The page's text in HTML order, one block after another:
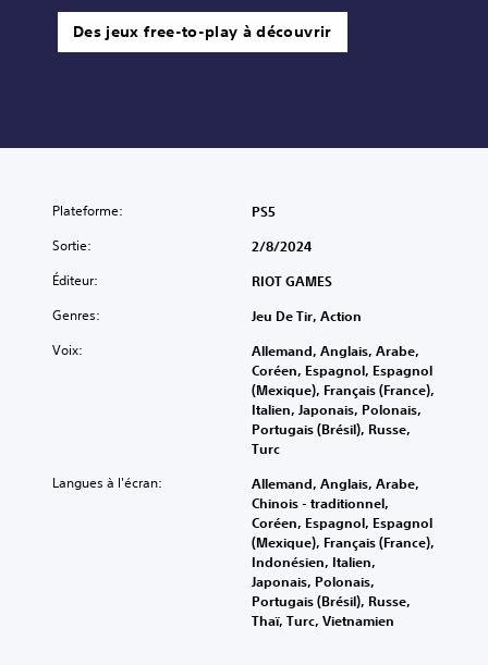
Des jeux free-to-play à découvrir
Plateforme: PS5
Sortie: 2/8/2024
Éditeur: RIOT GAMES
Genres: Jeu De Tir, Action
Voix:
Allemand, Anglais, Arabe,
Coréen, Espagnol, Espagnol
(Mexique), Français (France),
Italien, Japonais, Polonais,
Portugais (Brésil), Russe,
Turc
Langues à l'écran:
Allemand, Anglais, Arabe,
Chinois - traditionnel,
Coréen, Espagnol, Espagnol
(Mexique), Français (France),
Indonésien, Italien,
Japonais, Polonais,
Portugais (Brésil), Russe,
Thaï, Turc, Vietnamien